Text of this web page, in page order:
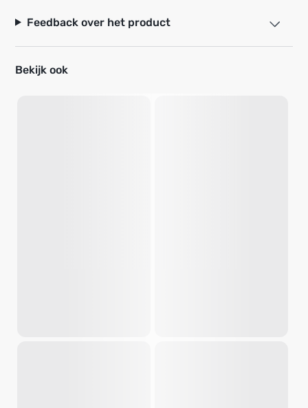
Feedback over het product
Bekijk ook